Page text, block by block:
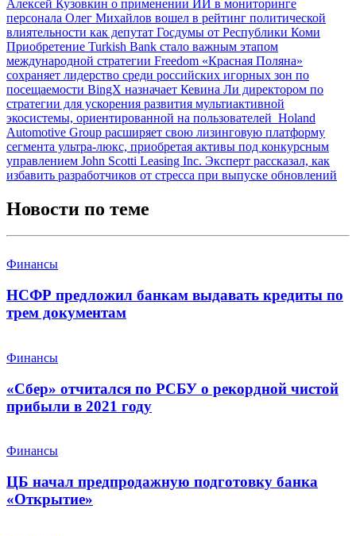
Алексей Кузовкин о применении ИИ в мониторинге
персонала Олег Михайлов вошел в рейтинг политической
влиятельности как депутат Госдумы от Республики Коми
Приобретение Turkish Bank стало важным этапом
международной стратегии Freedom «Красная Поляна»
сохраняет лидерство среди российских игорных зон по
посещаемости BingX назначает Кевина Ли директором по
стратегии для ускорения развития мультиактивной
экосистемы, ориентированной на пользователей Holand
Automotive Group расширяет свою лизинговую платформу
сегмента ультра-люкс, приобретая активы под конкурсным
управлением John Scotti Leasing Inc. Эксперт рассказал, как
избавить разработчиков от стресса при выпуске обновлений
Новости по теме
Финансы
НСФР предложил банкам выдавать кредиты по
трем документам
Финансы
«Сбер» отчитался по РСБУ о рекордной чистой
прибыли в 2021 году
Финансы
ЦБ начал предпродажную подготовку банка
«Открытие»